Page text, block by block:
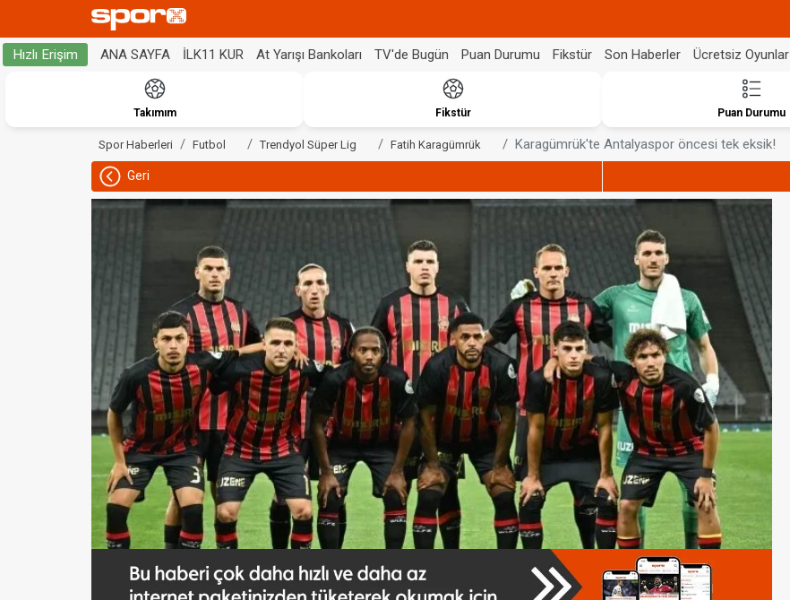
Hızlı Erişim ANA SAYFA İLK11 KUR At Yarışı Bankoları TV'de Bugün Puan Durumu Fikstür Son Haberler Ücretsiz Oyunlar
Takımım Fikstür Puan Durumu
Spor Haberleri Futbol Trendyol Süper Lig Fatih Karagümrük Karagümrük'te Antalyaspor öncesi tek eksik!
Geri